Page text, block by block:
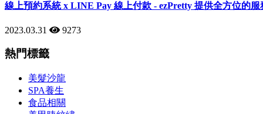
線上預約系統 x LINE Pay 線上付款 - ezPretty 提供全方位的服
2023.03.31 9273
熱門標籤
美髮沙龍
SPA養生
食品相關